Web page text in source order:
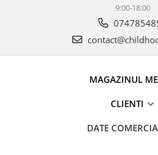
9:00-18:00
MAGAZINUL
CLIENTI
DATE